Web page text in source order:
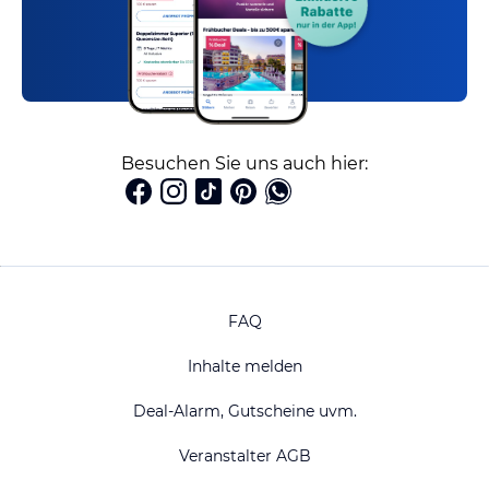
Besuchen Sie uns auch hier:
FAQ
Inhalte melden
Deal-Alarm, Gutscheine uvm.
Veranstalter AGB